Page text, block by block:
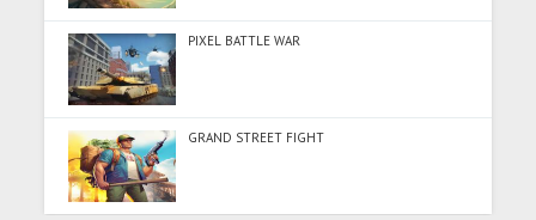
PIXEL BATTLE WAR
GRAND STREET FIGHT